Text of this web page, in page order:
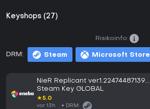
Keyshops (27)
DRM: Steam Microsoft Store
Risikoinfo:
NieR Replicant ver.1.22474487139...
Steam Key GLOBAL
★5.0
vor 13h DRM: